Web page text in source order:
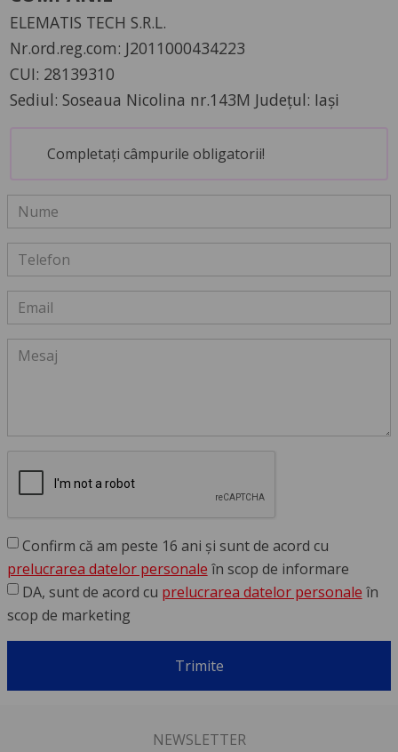
ELEMATIS TECH S.R.L.
Nr.ord.reg.com: J2011000434223
CUI: 28139310
Sediul: Soseaua Nicolina nr.143M Județul: Iași
Completați câmpurile obligatorii!
Confirm că am peste 16 ani și sunt de acord cu
prelucrarea datelor personale în scop de informare
DA, sunt de acord cu prelucrarea datelor personale în
scop de marketing
Trimite
NEWSLETTER